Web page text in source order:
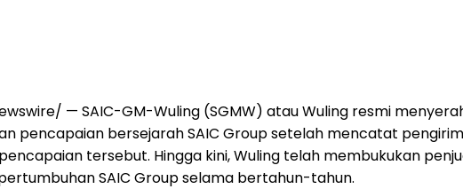
— SAIC-GM-Wuling (SGMW) atau Wuling resmi
pencapaian bersejarah SAIC Group setelah mencatat
tersebut. Hingga kini, Wuling telah membukukan
SAIC Group selama bertahun-tahun.